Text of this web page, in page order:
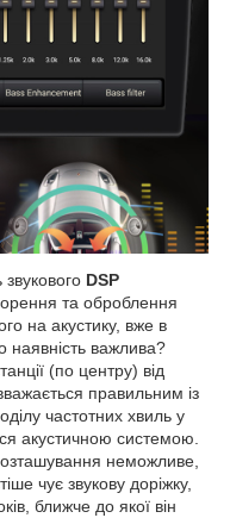
DSP
та оброблення
на акустику, вже в
наявність важлива?
(по центру) від
правильним із
частотних хвиль у
акустичною системою.
неможливе,
чує звукову доріжку,
ближче до якої він